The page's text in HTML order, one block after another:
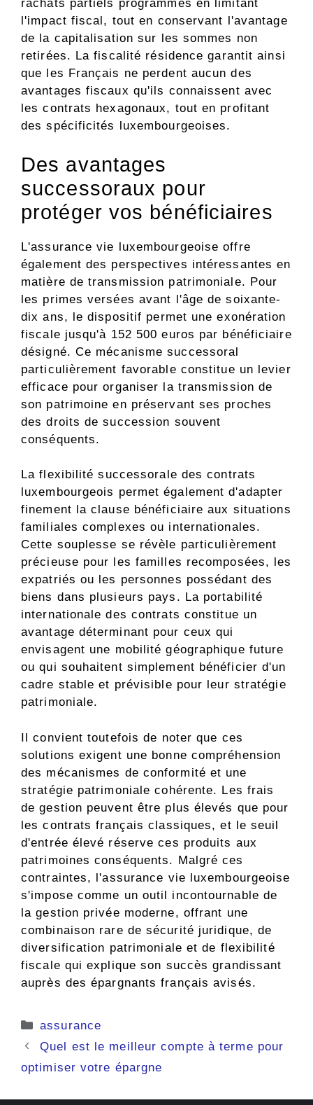
rachats partiels programmés en limitant
l'impact fiscal, tout en conservant l'avantage
de la capitalisation sur les sommes non
retirées. La fiscalité résidence garantit ainsi
que les Français ne perdent aucun des
avantages fiscaux qu'ils connaissent avec
les contrats hexagonaux, tout en profitant
des spécificités luxembourgeoises.
Des avantages
successoraux pour
protéger vos bénéficiaires
L'assurance vie luxembourgeoise offre
également des perspectives intéressantes en
matière de transmission patrimoniale. Pour
les primes versées avant l'âge de soixante-
dix ans, le dispositif permet une exonération
fiscale jusqu'à 152 500 euros par bénéficiaire
désigné. Ce mécanisme successoral
particulièrement favorable constitue un levier
efficace pour organiser la transmission de
son patrimoine en préservant ses proches
des droits de succession souvent
conséquents.
La flexibilité successorale des contrats
luxembourgeois permet également d'adapter
finement la clause bénéficiaire aux situations
familiales complexes ou internationales.
Cette souplesse se révèle particulièrement
précieuse pour les familles recomposées, les
expatriés ou les personnes possédant des
biens dans plusieurs pays. La portabilité
internationale des contrats constitue un
avantage déterminant pour ceux qui
envisagent une mobilité géographique future
ou qui souhaitent simplement bénéficier d'un
cadre stable et prévisible pour leur stratégie
patrimoniale.
Il convient toutefois de noter que ces
solutions exigent une bonne compréhension
des mécanismes de conformité et une
stratégie patrimoniale cohérente. Les frais
de gestion peuvent être plus élevés que pour
les contrats français classiques, et le seuil
d'entrée élevé réserve ces produits aux
patrimoines conséquents. Malgré ces
contraintes, l'assurance vie luxembourgeoise
s'impose comme un outil incontournable de
la gestion privée moderne, offrant une
combinaison rare de sécurité juridique, de
diversification patrimoniale et de flexibilité
fiscale qui explique son succès grandissant
auprès des épargnants français avisés.
Catégories
assurance
Quel est le meilleur compte à terme pour
optimiser votre épargne